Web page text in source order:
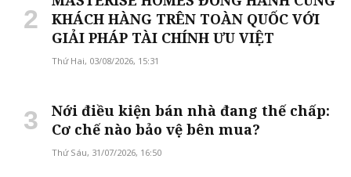
KHÁCH HÀNG TRÊN TOÀN QUỐC VỚI
GIẢI PHÁP TÀI CHÍNH ƯU VIỆT
Thứ Hai, 03/08/2026, 15:31
Nới điều kiện bán nhà đang thế chấp:
Cơ chế nào bảo vệ bên mua?
Thứ Sáu, 31/07/2026, 16:50